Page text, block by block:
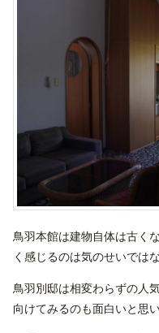
鳥羽本館は建物自体は古く
く感じるのは気のせいでは
鳥羽別邸は相変わらずの人
向けてみるのも面白いと思い